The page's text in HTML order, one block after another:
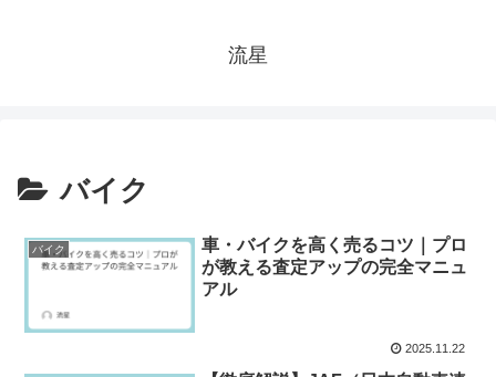
流星
バイク
バイク
車・バイクを高く売るコツ｜プロ
が教える査定アップの完全マニュ
アル
2025.11.22